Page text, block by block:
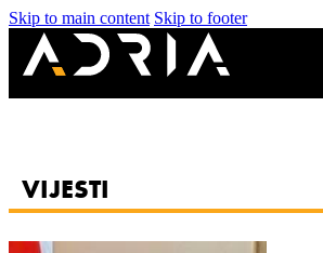
Skip to main content Skip to footer
VIJESTI